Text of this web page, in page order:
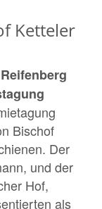
Ketteler
Bischof
Der
und der
Hof,
als